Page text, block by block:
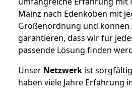
Mainz nach Edenkoben mit
Größenordnung und
garantieren, dass wir für
passende Lösung finden
Unser Netzwerk ist
haben viele Jahre Erfahrung